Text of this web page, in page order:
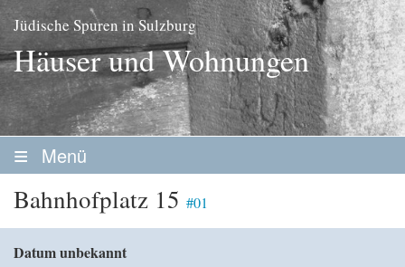
Jüdische Spuren in Sulzburg
Häuser und Wohnungen
Menü
Startseite
Geschichte
Personen
Bahnhofplatz 15 #01
Datum unbekannt